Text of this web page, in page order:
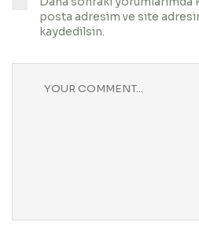
posta adresim ve site
kaydedilsin.